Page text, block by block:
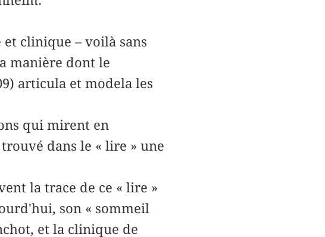
clinique – voilà sans
manière dont le
articula et modela les
qui mirent en
dans le « lire » une
la trace de ce « lire »
son « sommeil
et la clinique de